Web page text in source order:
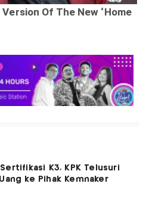
Sertifikasi K3, KPK Telusuri
ke Pihak Kemnaker